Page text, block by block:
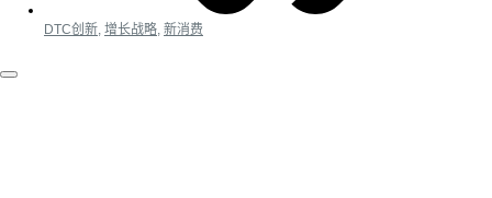
DTC创新 增长战略 新消费